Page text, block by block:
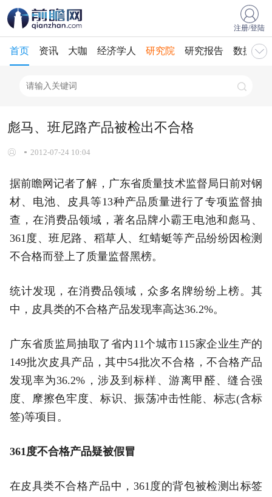
注册/登陆
首页 资讯 大咖 经济学人 研究院 研究报告 数据库
彪马、班尼路产品被检出不合格
2012-07-24 10:04
据前瞻网记者了解，广东省质量技术监督局日前对钢
材、电池、皮具等13种产品质量进行了专项监督抽
查，在消费品领域，著名品牌小霸王电池和彪马、
361度、班尼路、稻草人、红蜻蜓等产品纷纷因检测
不合格而登上了质量监督黑榜。
统计发现，在消费品领域，众多名牌纷纷上榜。其
中，皮具类的不合格产品发现率高达36.2%。
广东省质监局抽取了省内11个城市115家企业生产的
149批次皮具产品，其中54批次不合格，不合格产品
发现率为36.2%，涉及到标样、游离甲醛、缝合强
度、摩擦色牢度、标识、振荡冲击性能、标志(含标
签)等项目。
361度不合格产品疑被假冒
在皮具类不合格产品中，361度的背包被检测出标签